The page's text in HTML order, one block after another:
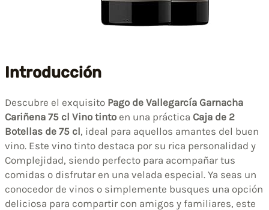
Introducción
Descubre el exquisito Pago de Vallegarcía Garnacha
Cariñena 75 cl Vino tinto en una práctica Caja de 2
Botellas de 75 cl, ideal para aquellos amantes del buen
vino. Este vino tinto destaca por su rica personalidad y
Complejidad, siendo perfecto para acompañar tus
comidas o disfrutar en una velada especial. Ya seas un
conocedor de vinos o simplemente busques una opción
deliciosa para compartir con amigos y familiares, este